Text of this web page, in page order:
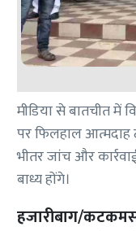
मीडिया से बातचीत में
पर फिलहाल आत्मदाह
भीतर जांच और
बाध्य होंगे।
हजारीबाग/